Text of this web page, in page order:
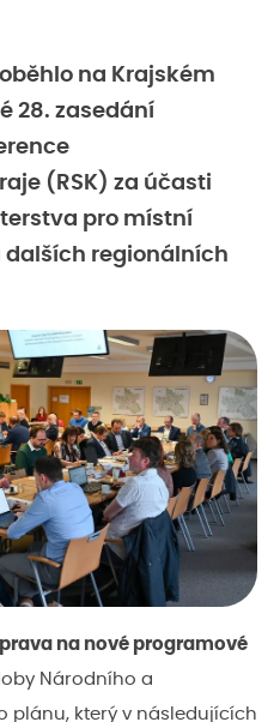
na Krajském
28. zasedání
(RSK) za účasti
pro místní
dalších regionálních
na nové programové
Národního a
plánu, který v následujících